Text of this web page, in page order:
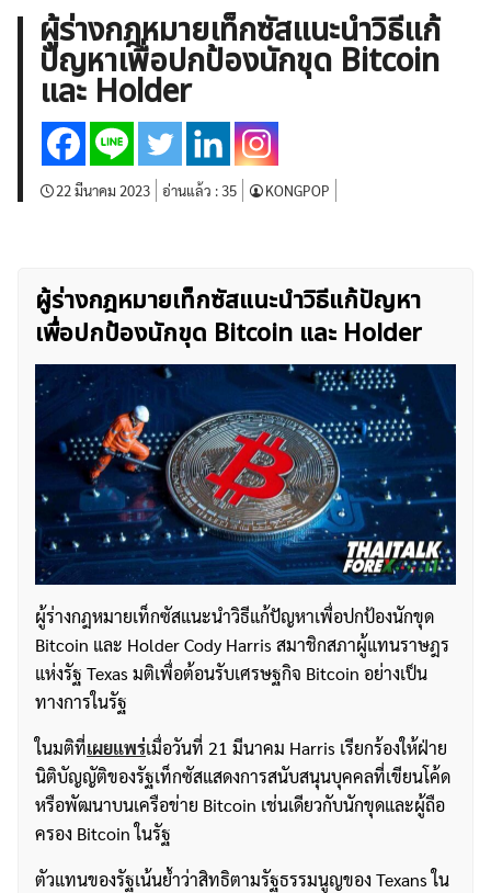
ค้นหา
สำหรับ:
ข่าวฟอเร็กซ์และสกุลเงิน คริปโตเคอร์เรนซี
ฟรีซิกแนล รายวัน
บทวิเคราะห์
เศรษฐกิจทั่วไป ดัชนี-หุ้น
พันธบัตร
สินค้าโภคภัณฑ์
โบรกเกอร์ FX
กองทุน Forex
ฟรี EA
ผู้ร่างกฎหมายเท็กซัสแนะนำวิธีแก้
ปัญหาเพื่อปกป้องนักขุด Bitcoin
และ Holder
22 มีนาคม 2023 อ่านแล้ว :35 KONGPOP
ผู้ร่างกฎหมายเท็กซัสแนะนำวิธีแก้ปัญหา
เพื่อปกป้องนักขุด Bitcoin และ Holder
ผู้ร่างกฎหมายเท็กซัสแนะนำวิธีแก้ปัญหาเพื่อปกป้องนักขุด
Bitcoin และ Holder Cody Harris สมาชิกสภาผู้แทนราษฎร
แห่งรัฐ Texas มติเพื่อต้อนรับเศรษฐกิจ Bitcoin อย่างเป็น
ทางการในรัฐ
ในมติที่เผยแพร่เมื่อวันที่ 21 มีนาคม Harris เรียกร้องให้ฝ่าย
นิติบัญญัติของรัฐเท็กซัสแสดงการสนับสนุนบุคคลที่เขียนโค้ด
หรือพัฒนาบนเครือข่าย Bitcoin เช่นเดียวกับนักขุดและผู้ถือ
ครอง Bitcoin ในรัฐ
ตัวแทนของรัฐเน้นย้ำว่าสิทธิตามรัฐธรรมนูญของ Texans ใน